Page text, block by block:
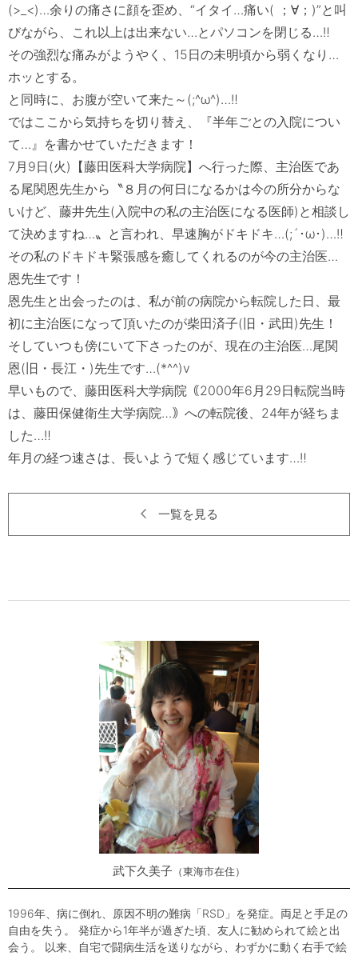
(>_<)…余りの痛さに顔を歪め、“イタイ…痛い( ；∀；)”と叫
びながら、これ以上は出来ない…とパソコンを閉じる…‼
その強烈な痛みがようやく、15日の未明頃から弱くなり…
ホッとする。
と同時に、お腹が空いて来た～(;^ω^)…‼
ではここから気持ちを切り替え、『半年ごとの入院につい
て…』を書かせていただきます！
7月9日(火)【藤田医科大学病院】へ行った際、主治医であ
る尾関恩先生から〝８月の何日になるかは今の所分からな
いけど、藤井先生(入院中の私の主治医になる医師)と相談し
て決めますね…〟と言われ、早速胸がドキドキ…(;´･ω･)…‼
その私のドキドキ緊張感を癒してくれるのが今の主治医…
恩先生です！
恩先生と出会ったのは、私が前の病院から転院した日、最
初に主治医になって頂いたのが柴田済子(旧・武田)先生！
そしていつも傍にいて下さったのが、現在の主治医…尾関
恩(旧・長江・)先生です…(*^^)v
早いもので、藤田医科大学病院｟2000年6月29日転院当時
は、藤田保健衛生大学病院…｠への転院後、24年が経ちま
した…‼
一覧を見る
武下久美子 東海市在住
1996年、病に倒れ、原因不明の難病「RSD」を発症。両足と手足の
自由を失う。 発症から1年半が過ぎた頃、友人に勧められて絵と出
会う。 以来、自宅で闘病生活を送りながら、わずかに動く右手で絵